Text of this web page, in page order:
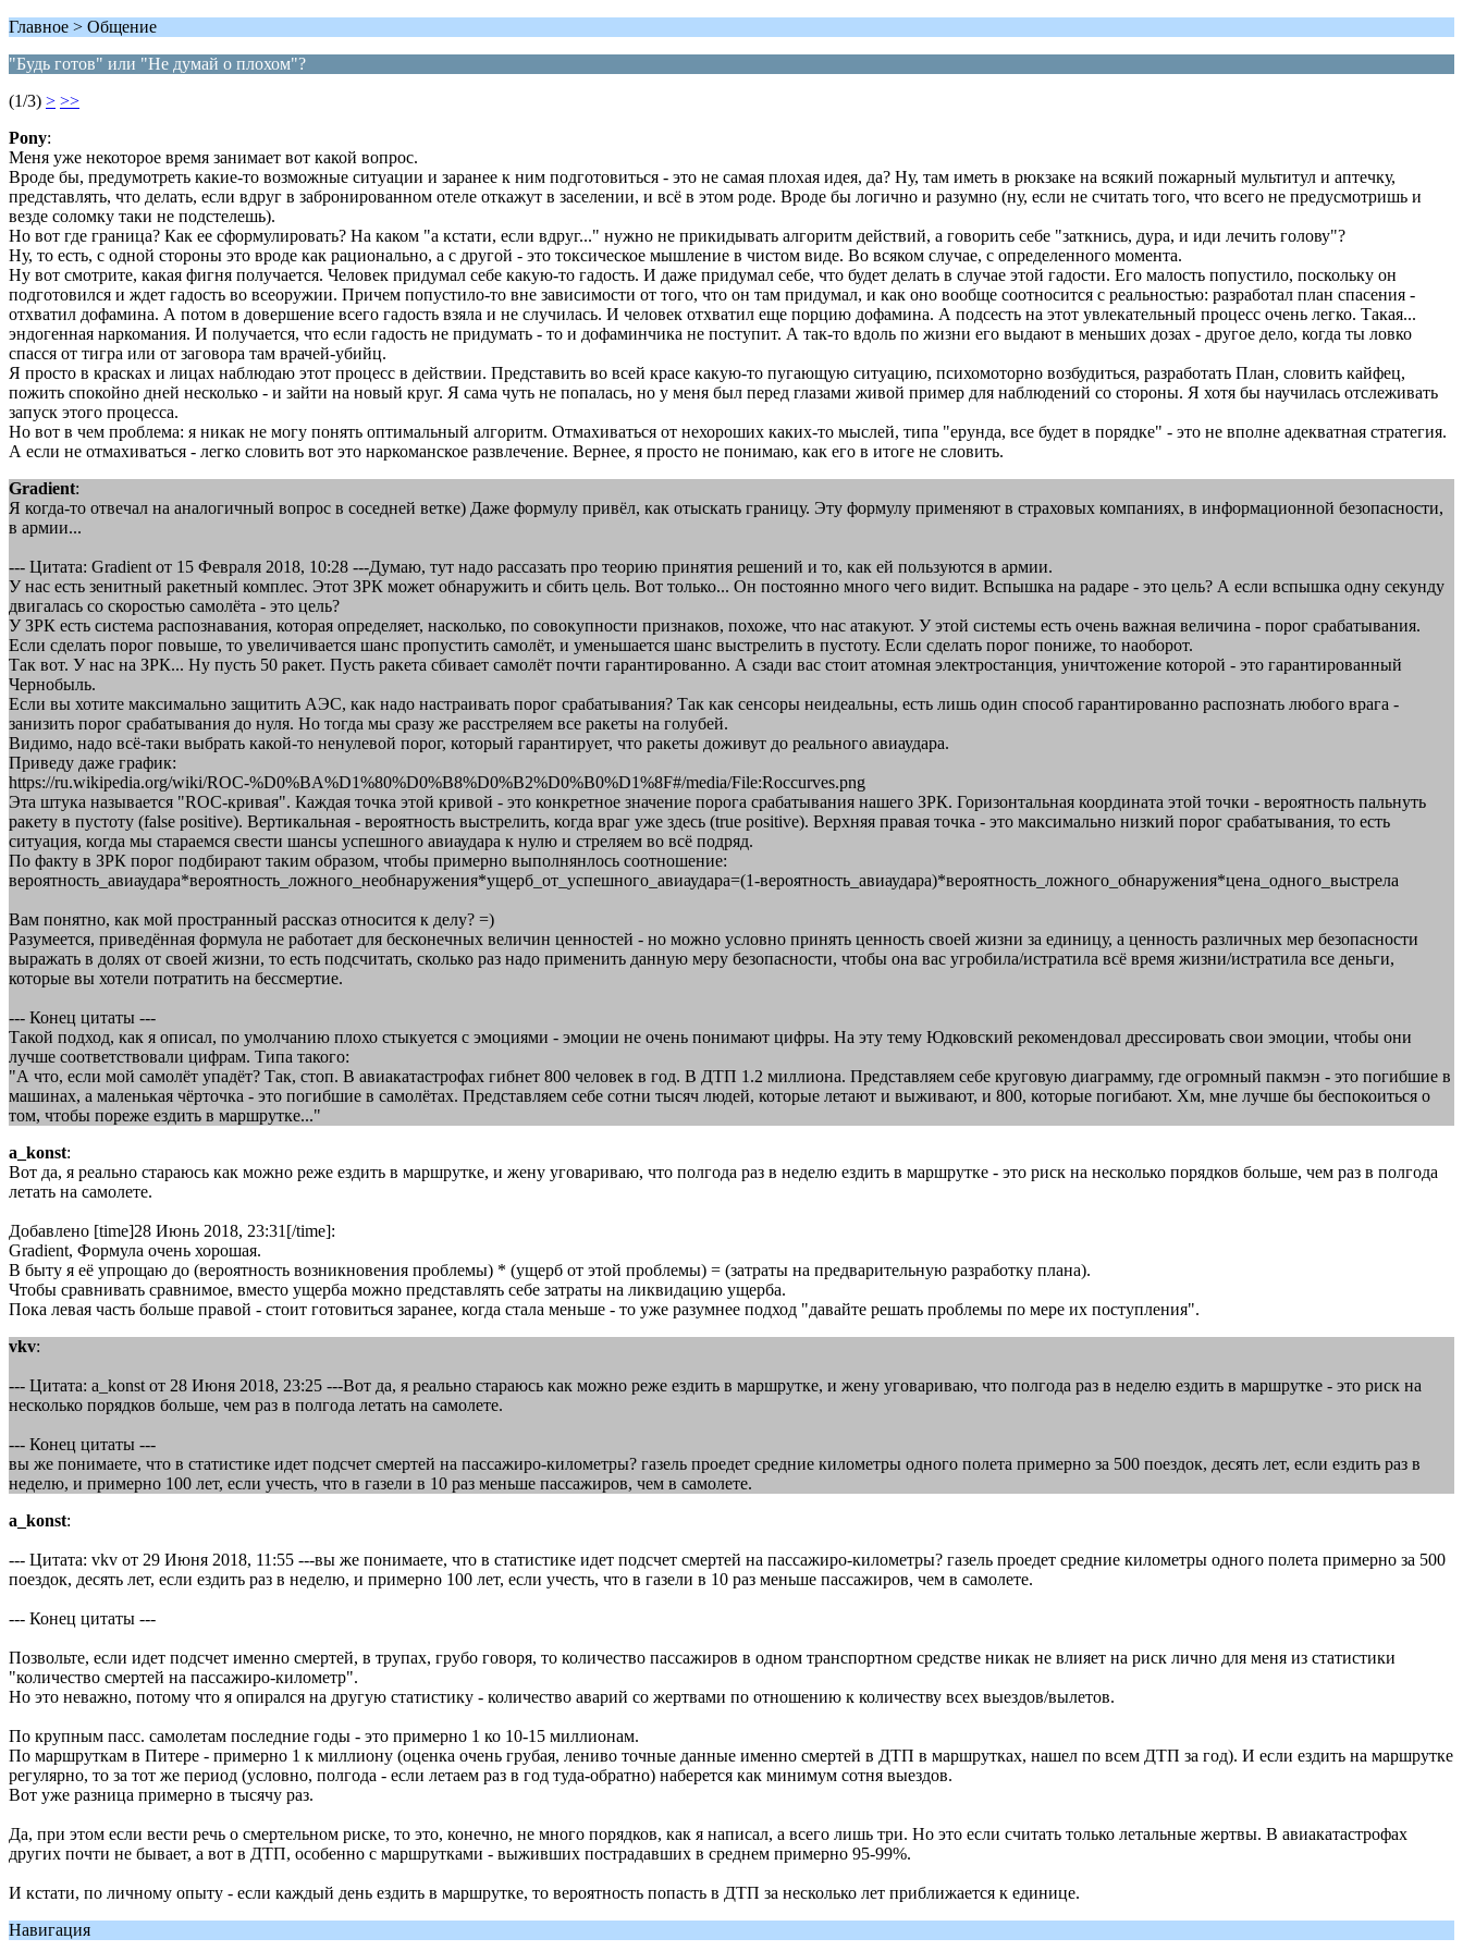
Главное > Общение
"Будь готов" или "Не думай о плохом"?
(1/3) > >>
Pony:
Меня уже некоторое время занимает вот какой вопрос.
Вроде бы, предумотреть какие-то возможные ситуации и заранее к ним подготовиться - это не самая плохая идея, да? Ну, там иметь в рюкзаке на всякий пожарный мультитул и аптечку,
представлять, что делать, если вдруг в забронированном отеле откажут в заселении, и всё в этом роде. Вроде бы логично и разумно (ну, если не считать того, что всего не предусмотришь и
везде соломку таки не подстелешь).
Но вот где граница? Как ее сформулировать? На каком "а кстати, если вдруг..." нужно не прикидывать алгоритм действий, а говорить себе "заткнись, дура, и иди лечить голову"?
Ну, то есть, с одной стороны это вроде как рационально, а с другой - это токсическое мышление в чистом виде. Во всяком случае, с определенного момента.
Ну вот смотрите, какая фигня получается. Человек придумал себе какую-то гадость. И даже придумал себе, что будет делать в случае этой гадости. Его малость попустило, поскольку он
подготовился и ждет гадость во всеоружии. Причем попустило-то вне зависимости от того, что он там придумал, и как оно вообще соотносится с реальностью: разработал план спасения -
отхватил дофамина. А потом в довершение всего гадость взяла и не случилась. И человек отхватил еще порцию дофамина. А подсесть на этот увлекательный процесс очень легко. Такая...
эндогенная наркомания. И получается, что если гадость не придумать - то и дофаминчика не поступит. А так-то вдоль по жизни его выдают в меньших дозах - другое дело, когда ты ловко
спасся от тигра или от заговора там врачей-убийц.
Я просто в красках и лицах наблюдаю этот процесс в действии. Представить во всей красе какую-то пугающую ситуацию, психомоторно возбудиться, разработать План, словить кайфец,
пожить спокойно дней несколько - и зайти на новый круг. Я сама чуть не попалась, но у меня был перед глазами живой пример для наблюдений со стороны. Я хотя бы научилась отслеживать
запуск этого процесса.
Но вот в чем проблема: я никак не могу понять оптимальный алгоритм. Отмахиваться от нехороших каких-то мыслей, типа "ерунда, все будет в порядке" - это не вполне адекватная стратегия.
А если не отмахиваться - легко словить вот это наркоманское развлечение. Вернее, я просто не понимаю, как его в итоге не словить.
Gradient:
Я когда-то отвечал на аналогичный вопрос в соседней ветке) Даже формулу привёл, как отыскать границу. Эту формулу применяют в страховых компаниях, в информационной безопасности,
в армии...
--- Цитата: Gradient от 15 Февраля 2018, 10:28 ---Думаю, тут надо рассазать про теорию принятия решений и то, как ей пользуются в армии.
У нас есть зенитный ракетный комплес. Этот ЗРК может обнаружить и сбить цель. Вот только... Он постоянно много чего видит. Вспышка на радаре - это цель? А если вспышка одну секунду
двигалась со скоростью самолёта - это цель?
У ЗРК есть система распознавания, которая определяет, насколько, по совокупности признаков, похоже, что нас атакуют. У этой системы есть очень важная величина - порог срабатывания.
Если сделать порог повыше, то увеличивается шанс пропустить самолёт, и уменьшается шанс выстрелить в пустоту. Если сделать порог пониже, то наоборот.
Так вот. У нас на ЗРК... Ну пусть 50 ракет. Пусть ракета сбивает самолёт почти гарантированно. А сзади вас стоит атомная электростанция, уничтожение которой - это гарантированный
Чернобыль.
Если вы хотите максимально защитить АЭС, как надо настраивать порог срабатывания? Так как сенсоры неидеальны, есть лишь один способ гарантированно распознать любого врага -
занизить порог срабатывания до нуля. Но тогда мы сразу же расстреляем все ракеты на голубей.
Видимо, надо всё-таки выбрать какой-то ненулевой порог, который гарантирует, что ракеты доживут до реального авиаудара.
Приведу даже график:
https://ru.wikipedia.org/wiki/ROC-%D0%BA%D1%80%D0%B8%D0%B2%D0%B0%D1%8F#/media/File:Roccurves.png
Эта штука называется "ROC-кривая". Каждая точка этой кривой - это конкретное значение порога срабатывания нашего ЗРК. Горизонтальная координата этой точки - вероятность пальнуть
ракету в пустоту (false positive). Вертикальная - вероятность выстрелить, когда враг уже здесь (true positive). Верхняя правая точка - это максимально низкий порог срабатывания, то есть
ситуация, когда мы стараемся свести шансы успешного авиаудара к нулю и стреляем во всё подряд.
По факту в ЗРК порог подбирают таким образом, чтобы примерно выполнянлось соотношение:
вероятность_авиаудара*вероятность_ложного_необнаружения*ущерб_от_успешного_авиаудара=(1-вероятность_авиаудара)*вероятность_ложного_обнаружения*цена_одного_выстрела
Вам понятно, как мой пространный рассказ относится к делу? =)
Разумеется, приведённая формула не работает для бесконечных величин ценностей - но можно условно принять ценность своей жизни за единицу, а ценность различных мер безопасности
выражать в долях от своей жизни, то есть подсчитать, сколько раз надо применить данную меру безопасности, чтобы она вас угробила/истратила всё время жизни/истратила все деньги,
которые вы хотели потратить на бессмертие.
--- Конец цитаты ---
Такой подход, как я описал, по умолчанию плохо стыкуется с эмоциями - эмоции не очень понимают цифры. На эту тему Юдковский рекомендовал дрессировать свои эмоции, чтобы они
лучше соответствовали цифрам. Типа такого:
"А что, если мой самолёт упадёт? Так, стоп. В авиакатастрофах гибнет 800 человек в год. В ДТП 1.2 миллиона. Представляем себе круговую диаграмму, где огромный пакмэн - это погибшие в
машинах, а маленькая чёрточка - это погибшие в самолётах. Представляем себе сотни тысяч людей, которые летают и выживают, и 800, которые погибают. Хм, мне лучше бы беспокоиться о
том, чтобы пореже ездить в маршрутке..."
a_konst:
Вот да, я реально стараюсь как можно реже ездить в маршрутке, и жену уговариваю, что полгода раз в неделю ездить в маршрутке - это риск на несколько порядков больше, чем раз в полгода
летать на самолете.
Добавлено [time]28 Июнь 2018, 23:31[/time]:
Gradient, Формула очень хорошая.
В быту я её упрощаю до (вероятность возникновения проблемы) * (ущерб от этой проблемы) = (затраты на предварительную разработку плана).
Чтобы сравнивать сравнимое, вместо ущерба можно представлять себе затраты на ликвидацию ущерба.
Пока левая часть больше правой - стоит готовиться заранее, когда стала меньше - то уже разумнее подход "давайте решать проблемы по мере их поступления".
vkv:
--- Цитата: a_konst от 28 Июня 2018, 23:25 ---Вот да, я реально стараюсь как можно реже ездить в маршрутке, и жену уговариваю, что полгода раз в неделю ездить в маршрутке - это риск на
несколько порядков больше, чем раз в полгода летать на самолете.
--- Конец цитаты ---
вы же понимаете, что в статистике идет подсчет смертей на пассажиро-километры? газель проедет средние километры одного полета примерно за 500 поездок, десять лет, если ездить раз в
неделю, и примерно 100 лет, если учесть, что в газели в 10 раз меньше пассажиров, чем в самолете.
a_konst:
--- Цитата: vkv от 29 Июня 2018, 11:55 ---вы же понимаете, что в статистике идет подсчет смертей на пассажиро-километры? газель проедет средние километры одного полета примерно за 500
поездок, десять лет, если ездить раз в неделю, и примерно 100 лет, если учесть, что в газели в 10 раз меньше пассажиров, чем в самолете.
--- Конец цитаты ---
Позвольте, если идет подсчет именно смертей, в трупах, грубо говоря, то количество пассажиров в одном транспортном средстве никак не влияет на риск лично для меня из статистики
"количество смертей на пассажиро-километр".
Но это неважно, потому что я опирался на другую статистику - количество аварий со жертвами по отношению к количеству всех выездов/вылетов.
По крупным пасс. самолетам последние годы - это примерно 1 ко 10-15 миллионам.
По маршруткам в Питере - примерно 1 к миллиону (оценка очень грубая, лениво точные данные именно смертей в ДТП в маршрутках, нашел по всем ДТП за год). И если ездить на маршрутке
регулярно, то за тот же период (условно, полгода - если летаем раз в год туда-обратно) наберется как минимум сотня выездов.
Вот уже разница примерно в тысячу раз.
Да, при этом если вести речь о смертельном риске, то это, конечно, не много порядков, как я написал, а всего лишь три. Но это если считать только летальные жертвы. В авиакатастрофах
других почти не бывает, а вот в ДТП, особенно с маршрутками - выживших пострадавших в среднем примерно 95-99%.
И кстати, по личному опыту - если каждый день ездить в маршрутке, то вероятность попасть в ДТП за несколько лет приближается к единице.
Навигация